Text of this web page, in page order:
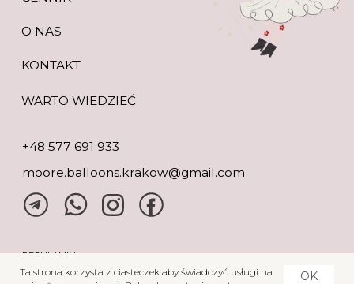
Ta strona korzysta z ciasteczek aby świadczyć usługi na
OK